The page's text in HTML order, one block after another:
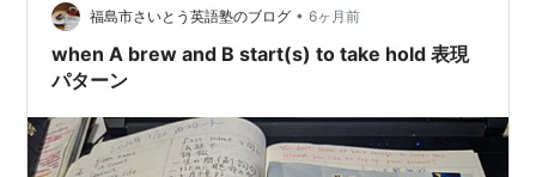
を見かけたのでしょう。その後はB級を受験しようと思っ
たのですが、英検やTOEICの試験対策でいっぱいだった
ため、それきりになってしま…
福島市さいとう英語塾のブログ • 6ヶ月前
when A brew and B start(s) to take hold 表現
パターン